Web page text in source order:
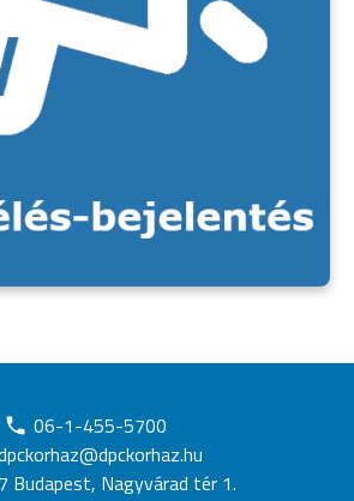
06-1-455-5700
Budapest, Nagyvárad tér 1.